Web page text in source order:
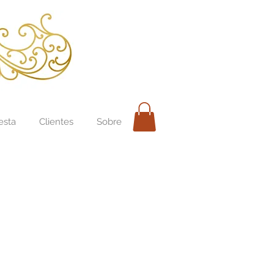
Clientes Sobre